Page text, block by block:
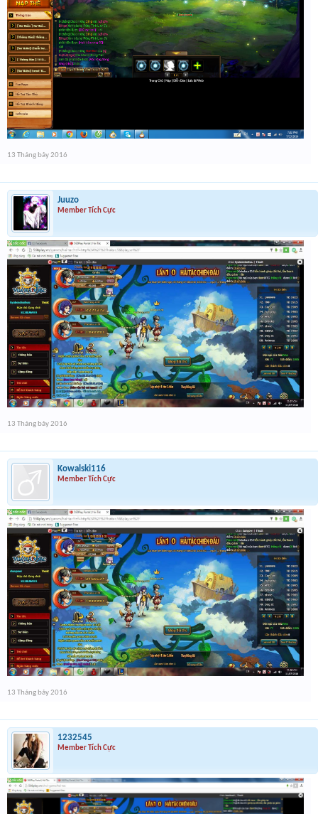
13 Tháng bảy 2016
Juuzo
Member Tích Cực
13 Tháng bảy 2016
Kowalski116
Member Tích Cực
13 Tháng bảy 2016
1232545
Member Tích Cực